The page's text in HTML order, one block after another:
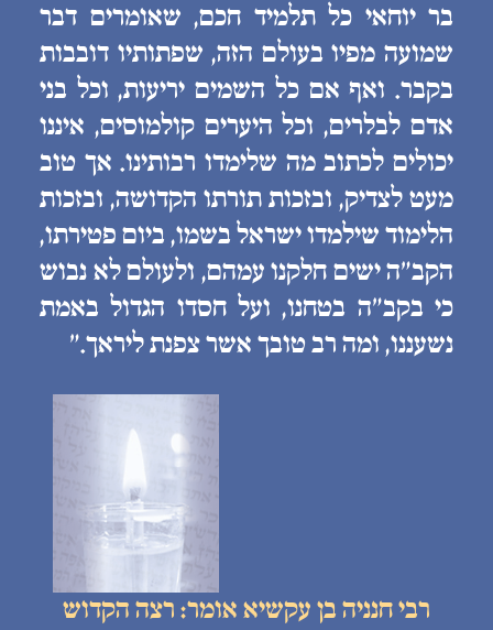
בר יוחאי כל תלמיד חכם, שאומרים דבר
שמועה מפיו בעולם הזה, שפתותיו דובבות
בקבר. ואף אם כל השמים יריעות, וכל בני
אדם לבלרים, וכל היערים קולמוסים, איננו
יכולים לכתוב מה שלימדו רבותינו. אך טוב
מעט לצדיק, ובזכות תורתו הקדושה, ובזכות
הלימוד שילמדו ישראל בשמו, ביום פטירתו,
הקב״ה ישים חלקנו עמהם, ולעולם לא נבוש
כי בקב״ה בטחנו, ועל חסדו הגדול באמת
נשעננו, ומה רב טובך אשר צפנת ליראך.״
רבי חנניה בן עקשיא אומר: רצה הקדוש